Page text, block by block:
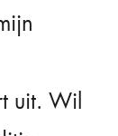
uit. Wil